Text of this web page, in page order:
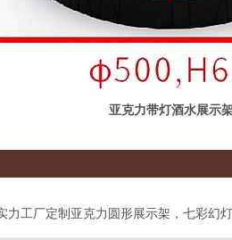
亚克力带灯酒水展示
力工厂定制亚克力圆形展示架，七彩幻